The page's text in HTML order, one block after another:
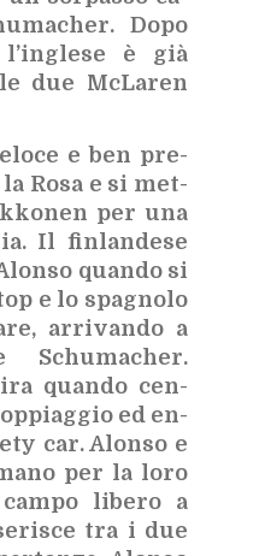
Dopo
è già
due McLa­ren
e ben pre­
Rosa e si met­
per una
Il fin­lan­de­se
quan­do si
e lo spa­gno­lo
ar­ri­van­do a
Schu­ma­cher.
quan­do cen­
ed en­
car. Alon­so e
per la loro
li­be­ro a
tra i due